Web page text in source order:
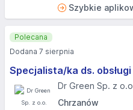
Szybkie
Specjalista/ka ds.
Dr Green Sp. z
Chrzanów
Polecana
Dodana 7 sierpnia